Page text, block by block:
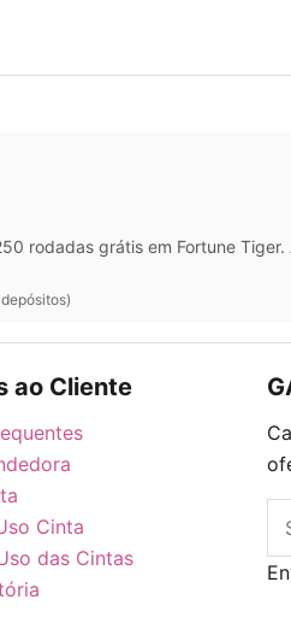
rodadas grátis em Fortune
ao Cliente
Cinta
das Cintas